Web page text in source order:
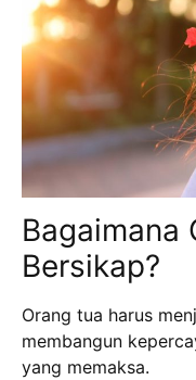
Bagaimana
Bersikap?
Orang tua harus
membangun
yang memaksa.